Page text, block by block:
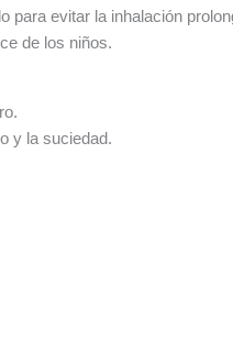
para evitar la inhalación
de los niños.
y la suciedad.